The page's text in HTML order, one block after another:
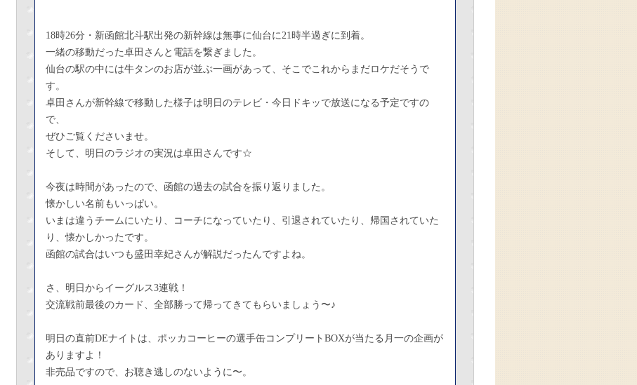
18時26分・新函館北斗駅出発の新幹線は無事に仙台に21時半過ぎに到着。
一緒の移動だった卓田さんと電話を繋ぎました。
仙台の駅の中には牛タンのお店が並ぶ一画があって、そこでこれからまだロケだそうで
す。
卓田さんが新幹線で移動した様子は明日のテレビ・今日ドキッで放送になる予定ですの
で、
ぜひご覧くださいませ。
そして、明日のラジオの実況は卓田さんです☆
今夜は時間があったので、函館の過去の試合を振り返りました。
懐かしい名前もいっぱい。
いまは違うチームにいたり、コーチになっていたり、引退されていたり、帰国されていた
り、懐かしかったです。
函館の試合はいつも盛田幸妃さんが解説だったんですよね。
さ、明日からイーグルス3連戦！
交流戦前最後のカード、全部勝って帰ってきてもらいましょう〜♪
明日の直前DEナイトは、ポッカコーヒーの選手缶コンプリートBOXが当たる月一の企画が
ありますよ！
非売品ですので、お聴き逃しのないように〜。